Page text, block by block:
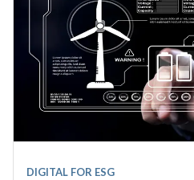
DIGITAL FOR ESG